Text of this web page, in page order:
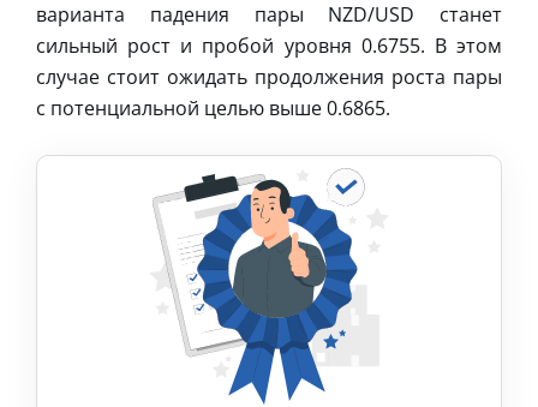
варианта падения пары NZD/USD станет
сильный рост и пробой уровня 0.6755. В этом
случае стоит ожидать продолжения роста пары
с потенциальной целью выше 0.6865.